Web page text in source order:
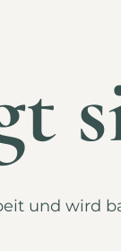
und wird